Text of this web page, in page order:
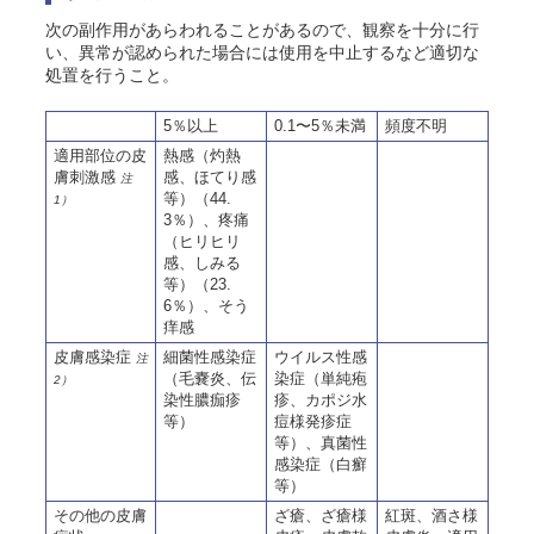
次の副作用があらわれることがあるので、観察を十分に行
い、異常が認められた場合には使用を中止するなど適切な
処置を行うこと。
5％以上 0.1〜5％未満
頻度不明
適用部位の皮
膚刺激感 注
1）
熱感（灼熱
感、ほてり感
等）（44.
3％）、疼痛
（ヒリヒリ
感、しみる
等）（23.
6％）、そう
痒感
皮膚感染症 注
2）
細菌性感染症
（毛嚢炎、伝
染性膿痂疹
等）
ウイルス性感
染症（単純疱
疹、カポジ水
痘様発疹症
等）、真菌性
感染症（白癬
等）
その他の皮膚
ざ瘡、ざ瘡様
紅斑、酒さ様